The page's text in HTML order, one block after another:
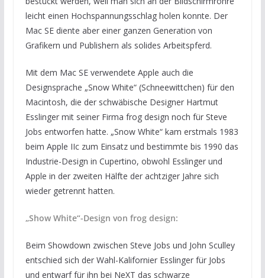
leicht einen Hochspannungsschlag holen konnte. Der
Mac SE diente aber einer ganzen Generation von
Grafikern und Publishern als solides Arbeitspferd.
Mit dem Mac SE verwendete Apple auch die
Designsprache „Snow White“ (Schneewittchen) für den
Macintosh, die der schwäbische Designer Hartmut
Esslinger mit seiner Firma frog design noch für Steve
Jobs entworfen hatte. „Snow White“ kam erstmals 1983
beim Apple IIc zum Einsatz und bestimmte bis 1990 das
Industrie-Design in Cupertino, obwohl Esslinger und
Apple in der zweiten Hälfte der achtziger Jahre sich
wieder getrennt hatten.
„Show White“-Design von frog design:
Beim Showdown zwischen Steve Jobs und John Sculley
entschied sich der Wahl-Kalifornier Esslinger für Jobs
und entwarf für ihn bei NeXT das schwarze